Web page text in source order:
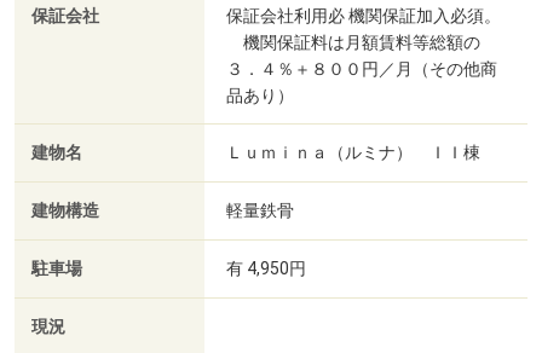
保証会社
保証会社利用必 機関保証加入必須。
機関保証料は月額賃料等総額の
３．４％＋８００円／月（その他商
品あり）
建物名 Ｌｕｍｉｎａ（ルミナ） ＩＩ棟
建物構造 軽量鉄骨
駐車場 有 4,950円
現況